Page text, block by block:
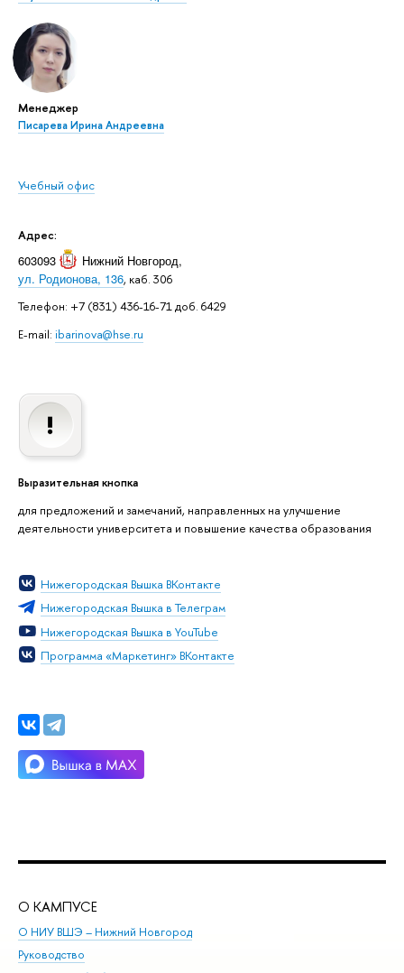
Менеджер
Писарева Ирина Андреевна
Учебный офис
Адрес:
603093 Нижний Новгород,
ул. Родионова, 136, каб. 306
Телефон: +7 (831) 436-16-71 доб. 6429
E-mail: ibarinova@hse.ru
Выразительная кнопка
для предложений и замечаний, направленных на улучшение
деятельности университета и повышение качества образования
Нижегородская Вышка ВКонтакте
Нижегородская Вышка в Телеграм
Нижегородская Вышка в YouTube
Программа «Маркетинг» ВКонтакте
О КАМПУСЕ
О НИУ ВШЭ – Нижний Новгород
Руководство